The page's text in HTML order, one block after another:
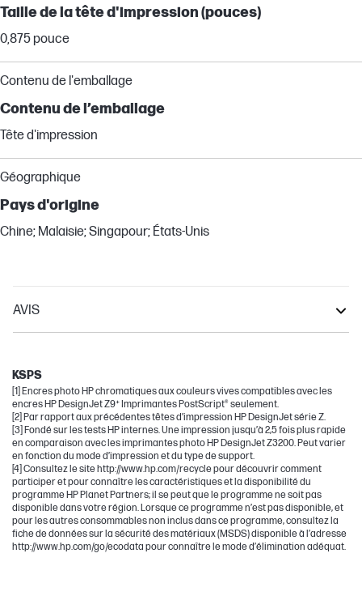
Taille de la tête d'impression (pouces)
0,875 pouce
Contenu de l'emballage
Contenu de l’emballage
Tête d'impression
Géographique
Pays d'origine
Chine; Malaisie; Singapour; États-Unis
AVIS
DesignJet
KSPS
[1] Encres photo HP chromatiques aux couleurs vives compatibles avec les
encres HP DesignJet Z9⁺ Imprimantes PostScript® seulement.
[2] Par rapport aux précédentes têtes d’impression HP DesignJet série Z.
[3] Fondé sur les tests HP internes. Une impression jusqu’à 2,5 fois plus rapide
en comparaison avec les imprimantes photo HP DesignJet Z3200. Peut varier
en fonction du mode d’impression et du type de support.
[4] Consultez le site http://www.hp.com/recycle pour découvrir comment
participer et pour connaître les caractéristiques et la disponibilité du
programme HP Planet Partners; il se peut que le programme ne soit pas
disponible dans votre région. Lorsque ce programme n’est pas disponible, et
pour les autres consommables non inclus dans ce programme, consultez la
fiche de données sur la sécurité des matériaux (MSDS) disponible à l’adresse
http://www.hp.com/go/ecodata pour connaître le mode d’élimination adéquat.